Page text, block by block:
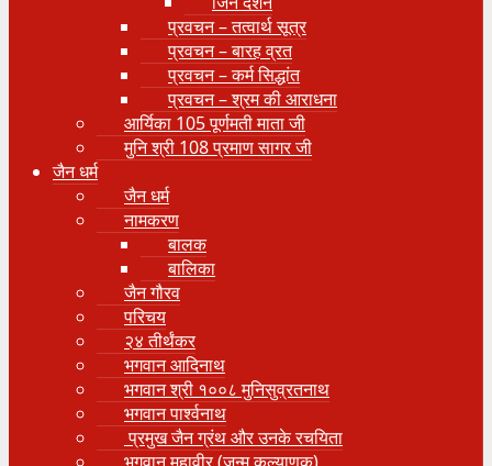
प्रवचन – तत्वार्थ सूत्र
प्रवचन – बारह व्रत
प्रवचन – कर्म सिद्धांत
प्रवचन – श्रम की आराधना
आर्यिका 105 पूर्णमती माता जी
मुनि श्री 108 प्रमाण सागर जी
जैन धर्म
जैन धर्म
नामकरण
बालक
बालिका
जैन गौरव
परिचय
२४ तीर्थंकर
भगवान आदिनाथ
भगवान श्री १००८ मुनिसुव्रतनाथ
भगवान पार्श्वनाथ
प्रमुख जैन ग्रंथ और उनके रचयिता